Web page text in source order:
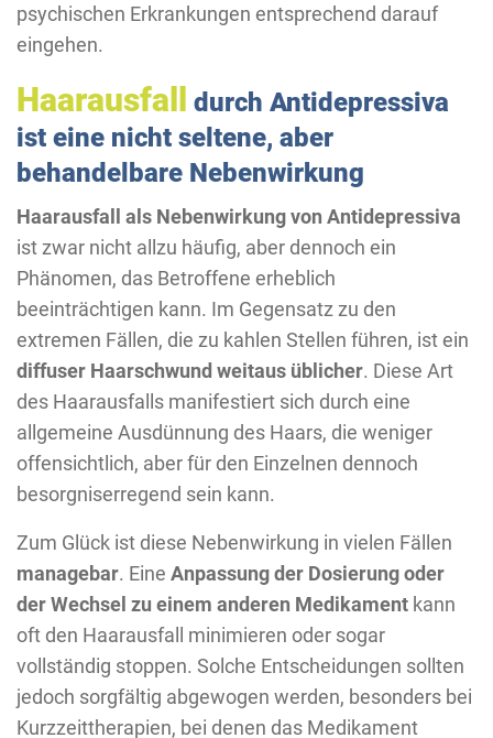
psychischen Erkrankungen entsprechend darauf
eingehen.
Haarausfall
durch Antidepressiva
ist eine nicht seltene, aber
behandelbare Nebenwirkung
Haarausfall als Nebenwirkung von Antidepressiva
ist zwar nicht allzu häufig, aber dennoch ein
Phänomen, das Betroffene erheblich
beeinträchtigen kann. Im Gegensatz zu den
extremen Fällen, die zu kahlen Stellen führen, ist ein
diffuser Haarschwund weitaus üblicher. Diese Art
des Haarausfalls manifestiert sich durch eine
allgemeine Ausdünnung des Haars, die weniger
offensichtlich, aber für den Einzelnen dennoch
besorgniserregend sein kann.
Zum Glück ist diese Nebenwirkung in vielen Fällen
managebar. Eine Anpassung der Dosierung oder
der Wechsel zu einem anderen Medikament kann
oft den Haarausfall minimieren oder sogar
vollständig stoppen. Solche Entscheidungen sollten
jedoch sorgfältig abgewogen werden, besonders bei
Kurzzeittherapien, bei denen das Medikament